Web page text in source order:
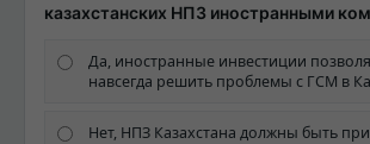
казахстанских НПЗ иностранными
Да, иностранные инвестиции
навсегда решить проблемы с ГСМ в
Нет, НПЗ Казахстана должны быть